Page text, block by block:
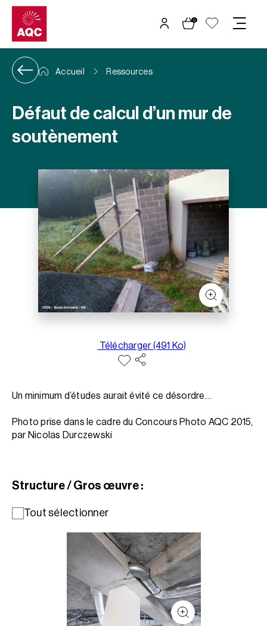
Panneau de gestion des cookies
0
Accueil Ressources
Défaut de calcul d’un mur de
soutènement
Télécharger (491 Ko)
Un minimum d’études aurait évité ce désordre…
Photo prise dans le cadre du Concours Photo AQC 2015,
par Nicolas Durczewski
Structure / Gros œuvre :
Tout sélectionner